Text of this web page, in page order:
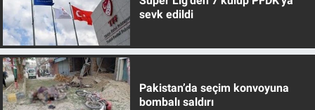
sevk edildi
Pakistan’da seçim konvoyuna
bombalı saldırı